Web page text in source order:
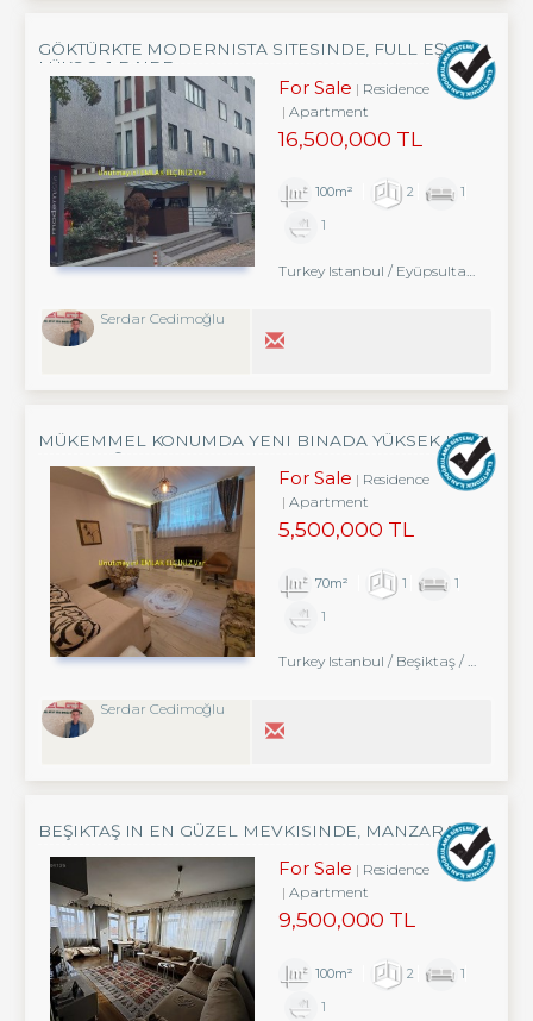
GÖKTÜRKTE MODERNISTA SITESINDE, FULL EŞYALI
LÜKS 2+1 DAIRE
For Sale
Residence
Apartment
16,500,000 TL
100m² 2
1
1
Serdar Cedimoğlu
MÜKEMMEL KONUMDA YENI BINADA YÜKSEK KIRA
GETIRI EŞYALI 1+1 DAIRE
For Sale
Residence
Apartment
5,500,000 TL
70m² 1
1
1
Turkey Istanbul / Beşiktaş/ Abbasağa
Serdar Cedimoğlu
BEŞIKTAŞ IN EN GÜZEL MEVKISINDE, MANZARALI
For Sale
Residence
Apartment
9,500,000 TL
100m² 2
1
1